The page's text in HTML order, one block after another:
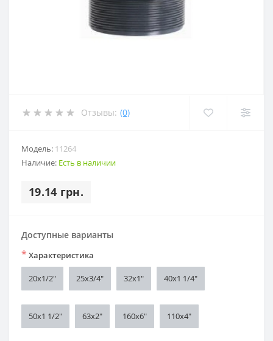
Отзывы: (0)
Модель: 11264
Наличие: Есть в наличии
19.14 грн.
Доступные варианты
* Характеристика
20х1/2" 25х3/4" 32х1" 40х1 1/4"
50х1 1/2" 63х2" 160х6" 110х4"